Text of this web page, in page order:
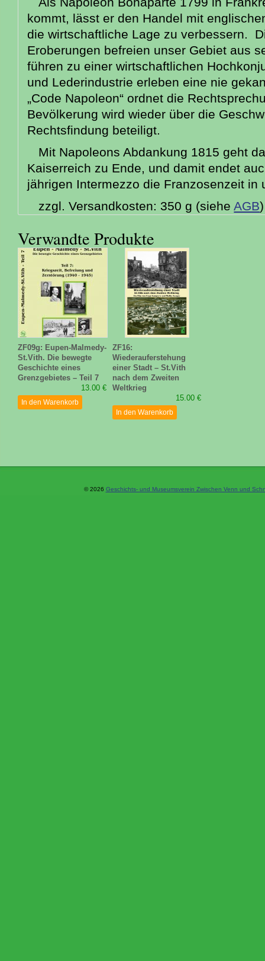
kommt, lässt er den Handel mit
die wirtschaftliche Lage zu verbessern.
Eroberungen befreien unser Gebiet aus
führen zu einer wirtschaftlichen
und Lederindustrie erleben eine nie
„Code Napoleon“ ordnet die
Bevölkerung wird wieder über die
Rechtsfindung beteiligt.
Mit Napoleons Abdankung 1815 geht
Kaiserreich zu Ende, und damit endet
jährigen Intermezzo die Franzosenzeit in
zzgl. Versandkosten: 350 g (sieheAGB)
Verwandte Produkte
ZF09g: Eupen-Malmedy-
St.Vith. Die bewegte
Geschichte eines
Grenzgebietes – Teil 7
13.00 €
In den Warenkorb
ZF16:
Wiederauferstehung
einer Stadt – St.Vith
nach dem Zweiten
Weltkrieg
15.00 €
In den Warenkorb
© 2026 Geschichts- und Museumsverein Zwischen Venn und